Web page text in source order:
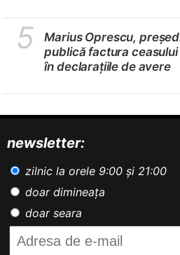
5
Marius Oprescu,
publică factura
în declarațiile de avere
newsletter:
zilnic la orele 9:00 și 21:00
doar dimineața
doar seara